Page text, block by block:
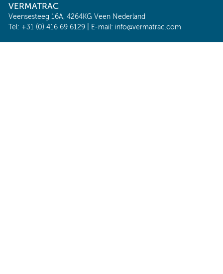
VERMATRAC
Veensesteeg 16A, 4264KG Veen Nederland
Tel: +31 (0) 416 69 6129 | E-mail: info@vermatrac.com